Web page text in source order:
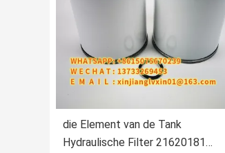
die Element van de Tank
Hydraulische Filter 21620181